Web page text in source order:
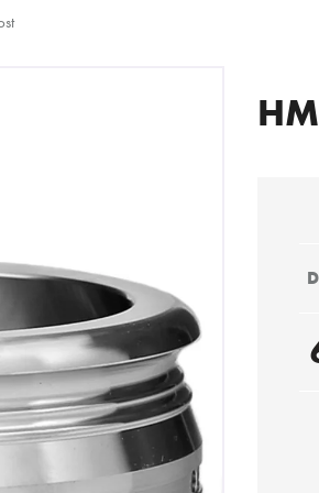
POTŘEBUJETE
Doporučujeme